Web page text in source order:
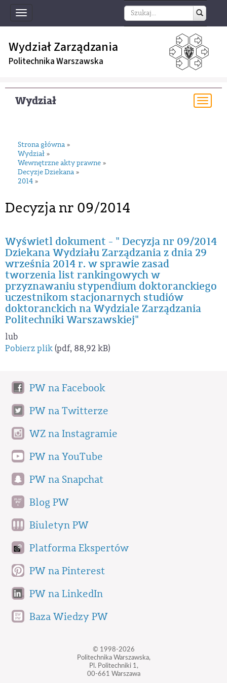
Toggle
navigation
Wydział Zarządzania
Politechnika Warszawska
Wydział
Strona główna »
Wydział »
Wewnętrzne akty prawne »
Decyzje Dziekana »
2014 »
Decyzja nr 09/2014
Wyświetl dokument - " Decyzja nr 09/2014
Dziekana Wydziału Zarządzania z dnia 29
września 2014 r. w sprawie zasad
tworzenia list rankingowych w
przyznawaniu stypendium doktoranckiego
uczestnikom stacjonarnych studiów
doktoranckich na Wydziale Zarządzania
Politechniki Warszawskiej"
lub
Pobierz plik(pdf, 88,92 kB)
PW na Facebook
PW na Twitterze
WZ na Instagramie
PW na YouTube
PW na Snapchat
Blog PW
Biuletyn PW
Platforma Ekspertów
PW na Pinterest
PW na LinkedIn
Baza Wiedzy PW
© 1998-2026
Politechnika Warszawska,
Pl. Politechniki 1,
00-661 Warszawa